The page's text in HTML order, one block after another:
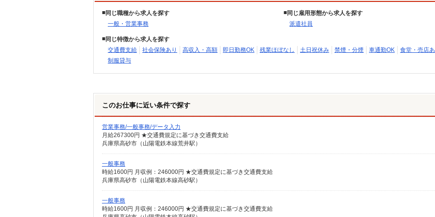
同じ職種から求人を探す
一般・営業事務
同じ雇用形態から求人を探す
派遣社員
同じ特徴から求人を探す
交通費支給
社会保険あり 高収入・高額 即日勤務OK 残業ほぼなし 土日祝休み 禁煙・分煙 車通勤OK
食堂・売店
制服貸与
このお仕事に近い条件で探す
営業事務/一般事務/データ入力
月給267300円 ★交通費規定に基づき交通費支給
兵庫県高砂市（山陽電鉄本線荒井駅）
一般事務
時給1600円 月収例：246000円 ★交通費規定に基づき交通費支給
兵庫県高砂市（山陽電鉄本線高砂駅）
一般事務
時給1600円 月収例：246000円 ★交通費規定に基づき交通費支給